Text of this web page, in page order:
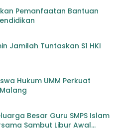
Pemanfaatan Bantuan
Jamilah Tuntaskan S1 HKI
Hukum UMM Perkuat
Besar Guru SMPS Islam
Sambut Libur Awal